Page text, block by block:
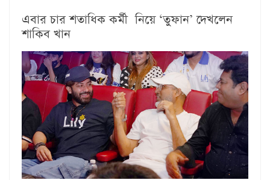
এবার চার শতাধিক কর্মী নিয়ে ‘তুফান’ দেখলেন
শাকিব খান